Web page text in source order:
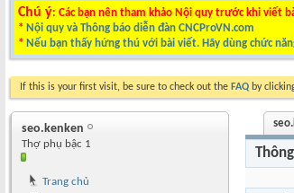
Chú ý: Các bạn nên tham khảo Nội quy trước khi viết
* Nội quy và Thông báo diễn đàn CNCProVN.com
* Nếu bạn thấy hứng thú với bài viết. Hãy dùng chức
If this is your first visit, be sure to check out the FAQ by
seo.kenken
Thợ phụ bậc 1
Trang chủ